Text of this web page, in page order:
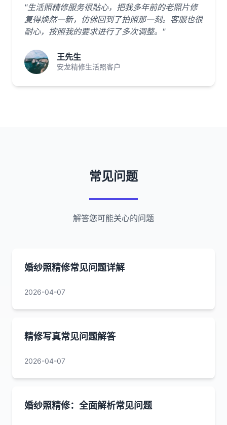
"生活照精修服务很贴心，把我多年前的老照片修
复得焕然一新，仿佛回到了拍照那一刻。客服也很
耐心，按照我的要求进行了多次调整。"
王先生
安龙精修生活照客户
常见问题
解答您可能关心的问题
婚纱照精修常见问题详解
2026-04-07
精修写真常见问题解答
2026-04-07
婚纱照精修：全面解析常见问题